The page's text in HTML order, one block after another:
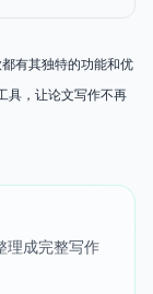
有其独特的功能和优
具，让论文写作不再
理成完整写作